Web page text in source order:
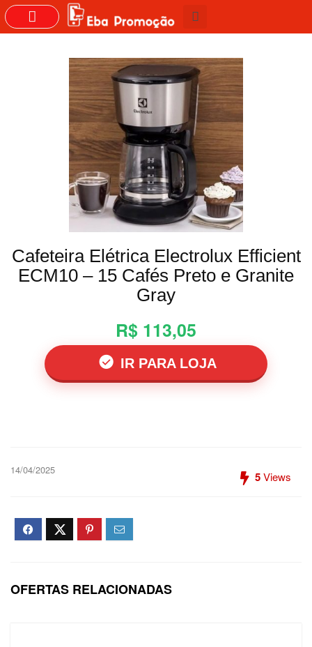
Cafeteira Elétrica Electrolux Efficient
ECM10 – 15 Cafés Preto e Granite
Gray
R$ 113,05
IR PARA LOJA
14/04/2025 5Views
OFERTAS RELACIONADAS